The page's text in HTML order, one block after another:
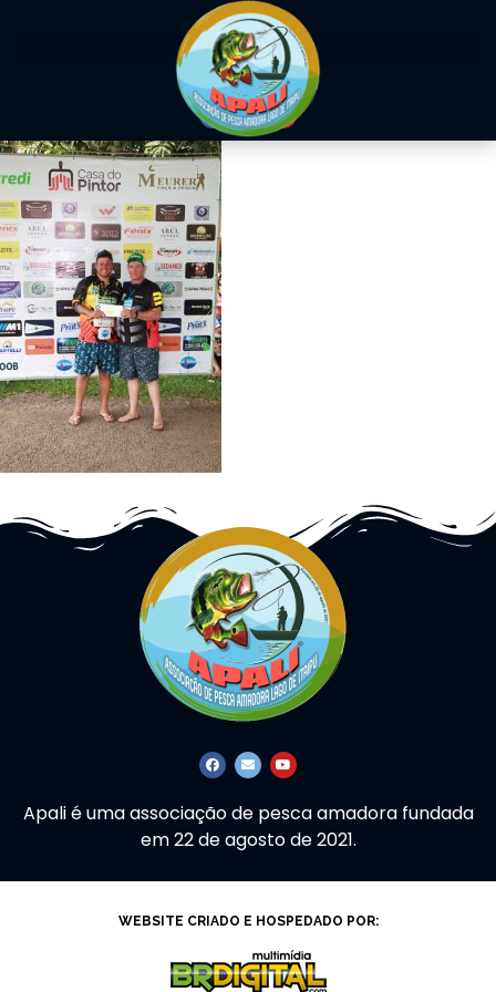
Apali é uma associação de pesca amadora fundada
em 22 de agosto de 2021.
WEBSITE CRIADO E HOSPEDADO POR: